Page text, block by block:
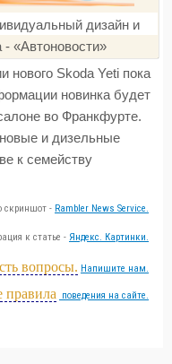
нового Skoda Yeti пока
новинка будет
во Франкфурте.
и дизельные
к семейству
скриншот - Rambler News Service.
к статье - Яндекс. Картинки.
вопросы. Напишите нам.
поведения на сайте.